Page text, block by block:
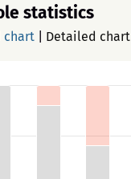
statistics
chart Detailed chart